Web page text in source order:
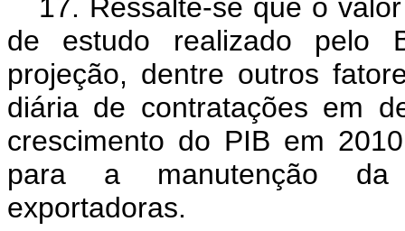
17. Ressalte-se que o
de estudo realizado pelo
projeção, dentre outros
diária de contratações em
crescimento do PIB em
para a manutenção da
exportadoras.